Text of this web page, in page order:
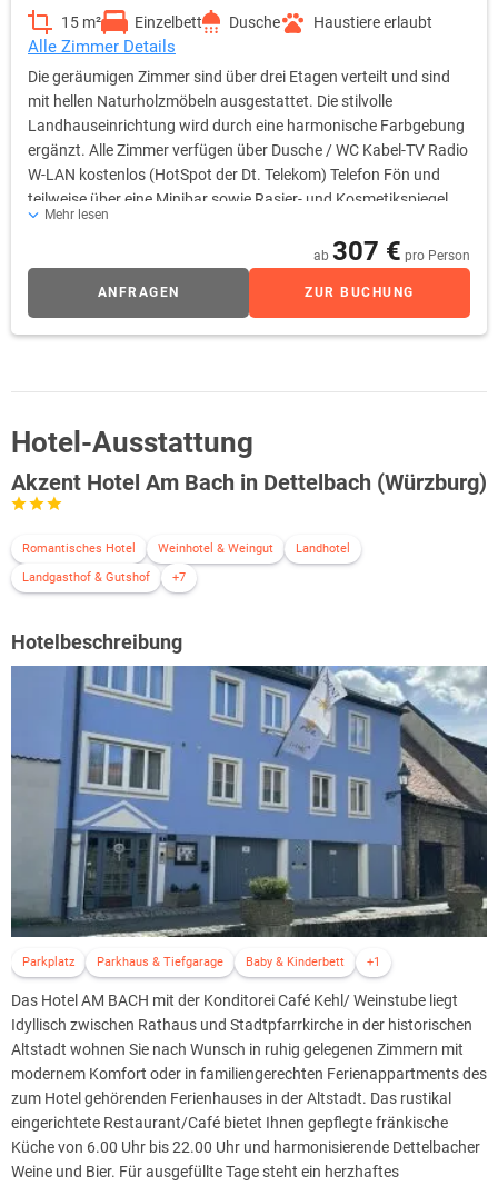
15 m² Einzelbett Dusche Haustiere erlaubt
Alle Zimmer Details
Die geräumigen Zimmer sind über drei Etagen verteilt und sind
mit hellen Naturholzmöbeln ausgestattet. Die stilvolle
Landhauseinrichtung wird durch eine harmonische Farbgebung
ergänzt. Alle Zimmer verfügen über Dusche / WC Kabel-TV Radio
W-LAN kostenlos (HotSpot der Dt. Telekom) Telefon Fön und
teilweise über eine Minibar sowie Rasier- und Kosmetikspiegel.
Mehr lesen
ab 307 € pro Person
ANFRAGEN ZUR BUCHUNG
Hotel-Ausstattung
Akzent Hotel Am Bach in Dettelbach (Würzburg)
Romantisches Hotel Weinhotel & Weingut
Landhotel
Landgasthof & Gutshof
+7
Hotelbeschreibung
Parkplatz Parkhaus & Tiefgarage Baby & Kinderbett +1
Das Hotel AM BACH mit der Konditorei Café Kehl/ Weinstube liegt
Idyllisch zwischen Rathaus und Stadtpfarrkirche in der historischen
Altstadt wohnen Sie nach Wunsch in ruhig gelegenen Zimmern mit
modernem Komfort oder in familiengerechten Ferienappartments des
zum Hotel gehörenden Ferienhauses in der Altstadt. Das rustikal
eingerichtete Restaurant/Café bietet Ihnen gepflegte fränkische
Küche von 6.00 Uhr bis 22.00 Uhr und harmonisierende Dettelbacher
Weine und Bier. Für ausgefüllte Tage steht ein herzhaftes